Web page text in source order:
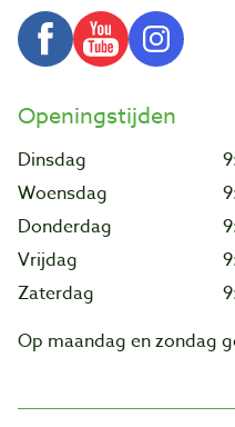
Openingstijden
Dinsdag
Woensdag
Donderdag
Vrijdag
Zaterdag
Op maandag en zondag